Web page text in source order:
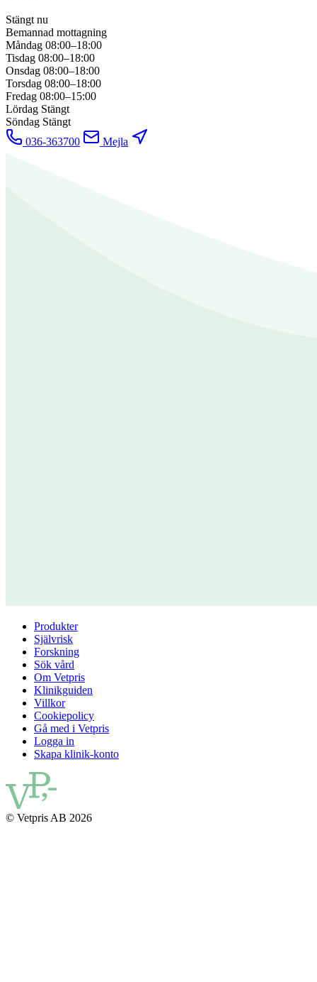
Stängt nu
Bemannad mottagning
Måndag 08:00–18:00
Tisdag 08:00–18:00
Onsdag 08:00–18:00
Torsdag 08:00–18:00
Fredag 08:00–15:00
Lördag Stängt
Söndag Stängt
036-363700
Mejla
Produkter
Självrisk
Forskning
Sök vård
Om Vetpris
Klinikguiden
Villkor
Cookiepolicy
Gå med i Vetpris
Logga in
Skapa klinik-konto
© Vetpris AB 2026